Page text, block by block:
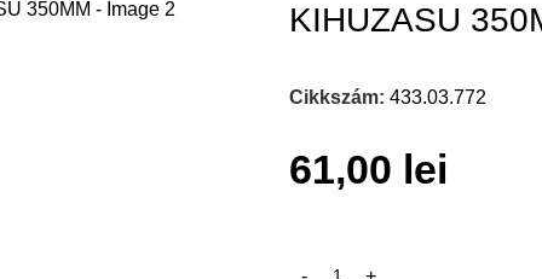
KIHUZASU
Cikkszám: 433.03.772
61,00 lei